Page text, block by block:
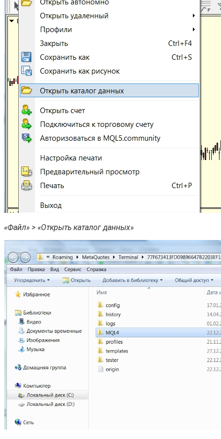
«Файл» > «Открыть каталог данных»